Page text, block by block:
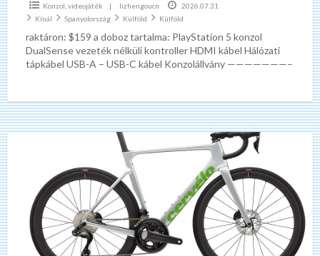
Konzol, videojáték | lizhengoucn
2026.07.31
Kínál
Spanyolország Külföld Külföld
raktáron: $159 a doboz tartalma: PlayStation 5 konzol
DualSense vezeték nélküli kontroller HDMI kábel Hálózati
tápkábel USB-A – USB-C kábel Konzolállvány ———————–
2026
Cervelo
Soloist
Shimano
Ultegra
Di2
Carbon